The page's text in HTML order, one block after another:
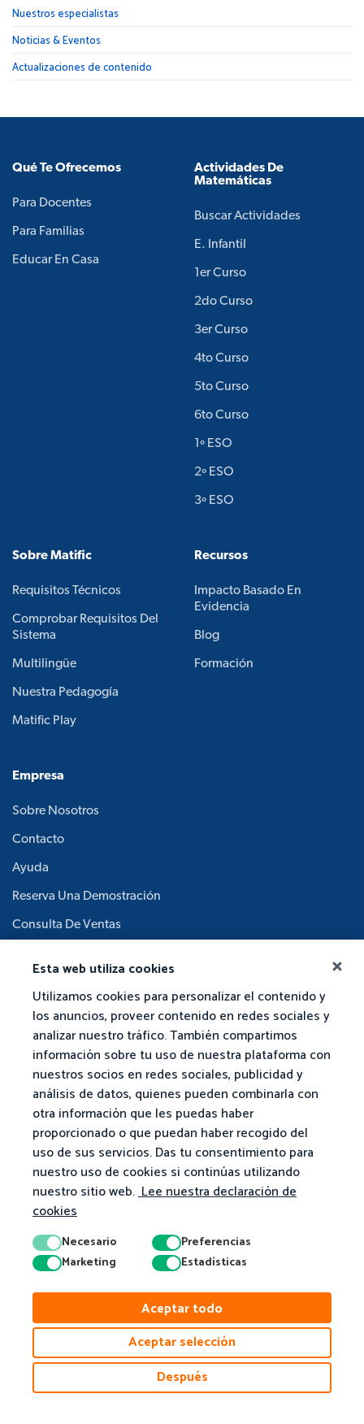
Esta web utiliza cookies
Utilizamos cookies para personalizar el contenido y
los anuncios, proveer contenido en redes sociales y
analizar nuestro tráfico. También compartimos
información sobre tu uso de nuestra plataforma con
nuestros socios en redes sociales, publicidad y
análisis de datos, quienes pueden combinarla con
otra información que les puedas haber
proporcionado o que puedan haber recogido del
uso de sus servicios. Das tu consentimiento para
nuestro uso de cookies si continúas utilizando
nuestro sitio web.Lee nuestra declaración de
cookies
Necesario
Preferencias
Marketing
Estadísticas
Aceptar todo
Aceptar selección
Después
Nuestros especialistas
Noticias & Eventos
Actualizaciones de contenido
Qué Te Ofrecemos
Para Docentes
Para Familias
Educar En Casa
Actividades De
Matemáticas
Buscar Actividades
E. Infantil
1er Curso
2do Curso
3er Curso
4to Curso
5to Curso
6to Curso
1º ESO
2º ESO
3º ESO
Sobre Matific
Requisitos Técnicos
Comprobar Requisitos Del
Sistema
Multilingüe
Nuestra Pedagogía
Matific Play
Recursos
Impacto Basado En
Evidencia
Blog
Formación
Empresa
Sobre Nosotros
Contacto
Ayuda
Reserva Una Demostración
Consulta De Ventas
© 2026 Matific. Reservados todos los derechos.